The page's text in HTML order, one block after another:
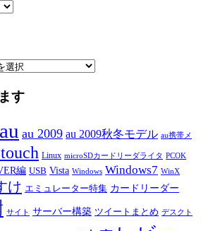
す
au au 2009 au 2009秋冬モデル au携帯メ
Linux microSDカードリーダライタ PCOK
編 USB Vista Windows Windows7 WinX
け エミュレーター特集 カードリーダー
サイト サーバー構築 ツイートまとめ デスクト